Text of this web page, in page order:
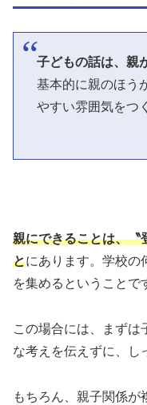
子どもの話は、親
基本的に親のほう
やすい雰囲気をつ
親にできることは、〝
とにあります。学校の
を集めるということで
この場合には、まずは
な考えを伝えずに、し
もちろん、親子関係